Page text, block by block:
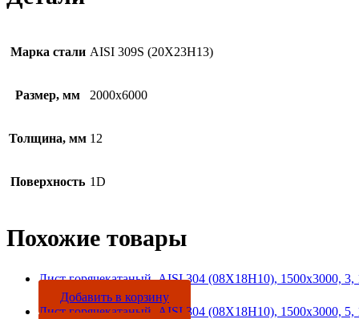
Марка стали AISI 309S (20Х23Н13)
Размер, мм 2000х6000
Толщина, мм 12
Поверхность 1D
Похожие товары
Лист горячекатаный, AISI 304 (08Х18Н10), 1500х3000, 3,
Добавить в корзину
Лист горячекатаный, AISI 304 (08Х18Н10), 1500х3000, 5,